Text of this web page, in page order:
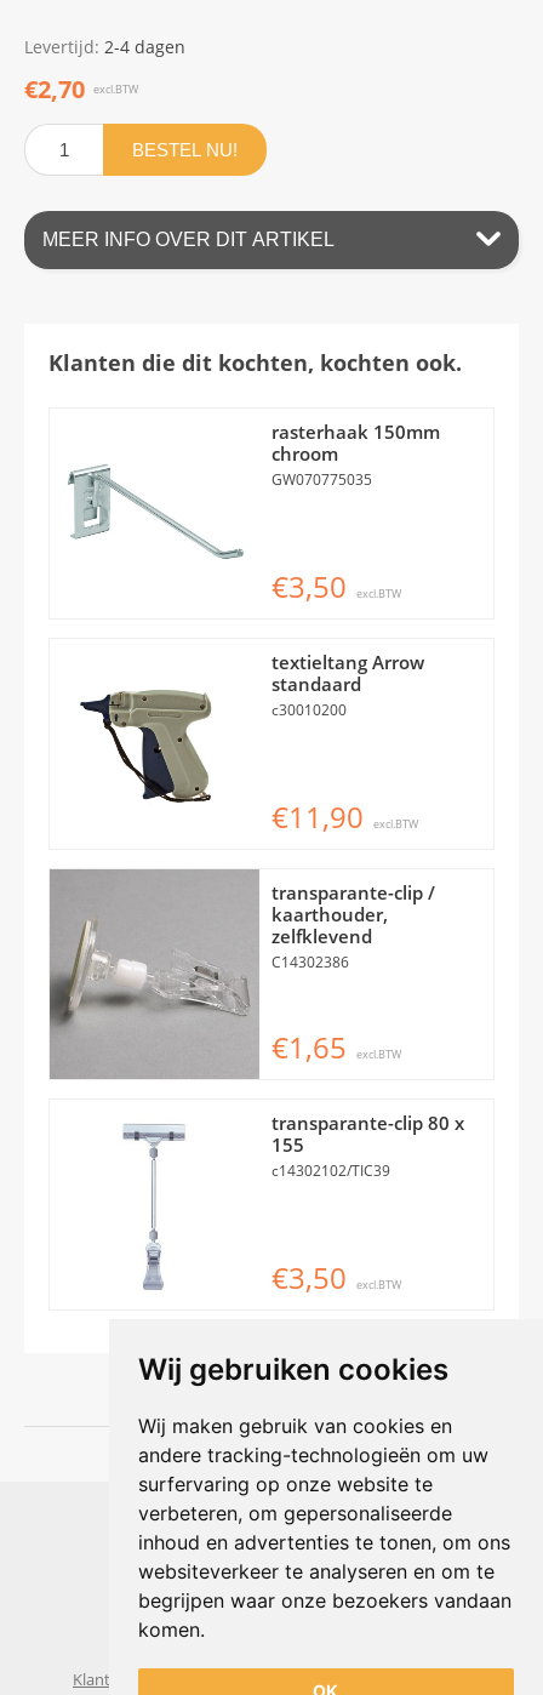
Wij gebruiken cookies
Wij maken gebruik van cookies en
andere tracking-technologieën om uw
surfervaring op onze website te
verbeteren, om gepersonaliseerde
inhoud en advertenties te tonen, om ons
websiteverkeer te analyseren en om te
begrijpen waar onze bezoekers vandaan
komen.
OK
Levertijd: 2-4 dagen
€2,70 excl.BTW
BESTEL NU!
MEER INFO OVER DIT ARTIKEL
Klanten die dit kochten, kochten ook.
rasterhaak 150mm
chroom
GW070775035
€3,50 excl.BTW
textieltang Arrow
standaard
c30010200
€11,90 excl.BTW
transparante-clip /
kaarthouder,
zelfklevend
C14302386
€1,65 excl.BTW
transparante-clip 80 x
155
c14302102/TIC39
€3,50 excl.BTW
Shophouse online
Max Planckstraat 4
6716 BE Ede, Nederland
Telefoon:+31(0)318 618 121
E-mail: info@shophouse.nl
Geopend: ma t/m vr 09:00-17:00 uur
Klantenservice
Algemene voorwaarden